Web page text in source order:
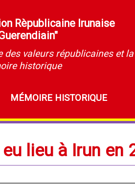
Rèpublicaine Irunaise
des valeurs républicaines et
historique
MÉMOIRE HISTORIQUE
lieu à Irun en